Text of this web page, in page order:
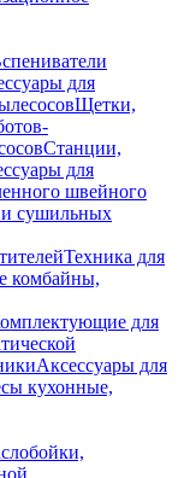
для
Щетки,
Станции,
для
швейного
и сушильных
Техника для
комбайны,
для
Аксессуары для
кухонные,